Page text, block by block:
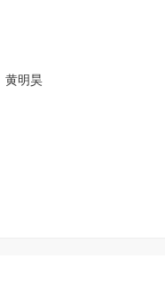
黄明昊